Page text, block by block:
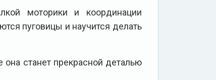
моторики и координации
пуговицы и научится делать
станет прекрасной деталью